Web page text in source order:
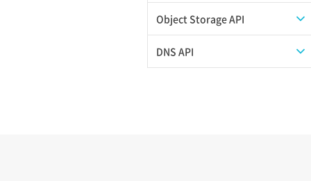
QoSポリシー詳細取得
サブネット一覧取得
プール一覧取得
プール作成
Object Storage API
Web公開
DNS API